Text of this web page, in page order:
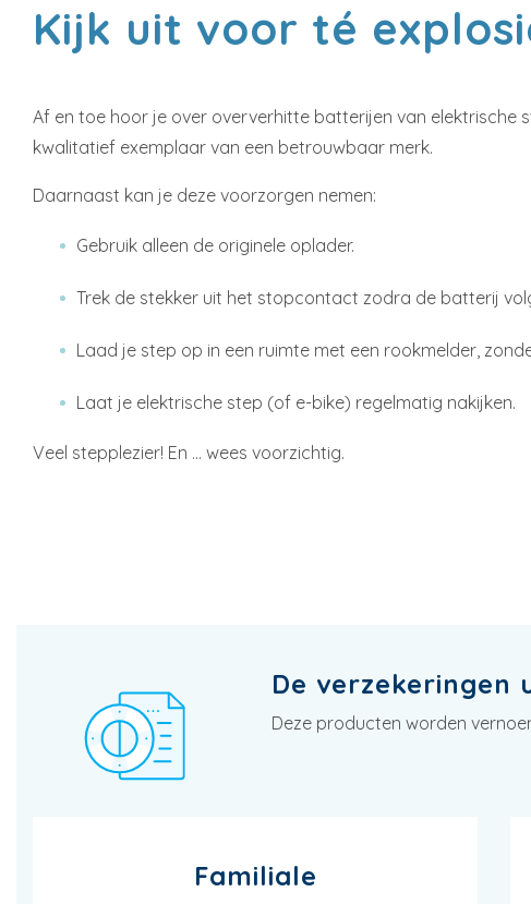
Kijk uit voor té
Af en toe hoor je over oververhitte batterijen van
kwalitatief exemplaar van een betrouwbaar merk.
Daarnaast kan je deze voorzorgen nemen:
Gebruik alleen de originele oplader.
Trek de stekker uit het stopcontact zodra de batterij
Laad je step op in een ruimte met een rookmelder,
Laat je elektrische step (of e-bike) regelmatig nakijken.
Veel stepplezier! En … wees voorzichtig.
De verzekeringen
Deze producten worden
Familiale